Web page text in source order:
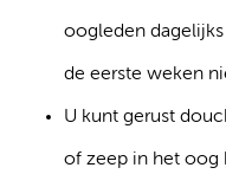
oogleden
de eerste weken
U kunt gerust
of zeep in het oog